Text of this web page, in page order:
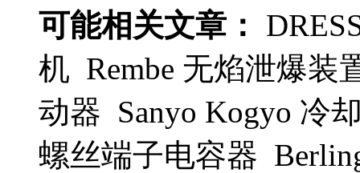
可能相关文章：
机 Rembe 无焰泄爆
动器 Sanyo Kogyo 冷
螺丝端子电容器